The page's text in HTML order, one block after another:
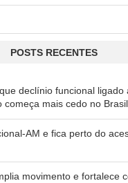
POSTS RECENTES
declínio funcional ligado
começa mais cedo no Brasil
AM e fica perto do
movimento e fortalece